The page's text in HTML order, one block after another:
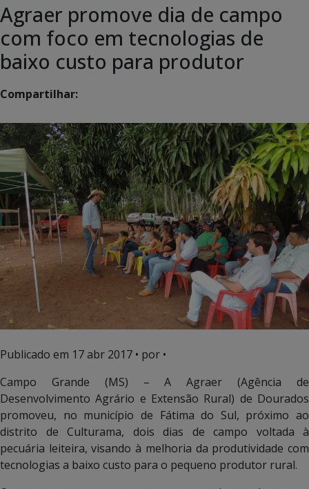
Agraer promove dia de campo
com foco em tecnologias de
baixo custo para produtor
Compartilhar:
Publicado em 17 abr 2017 • por •
Campo Grande (MS) – A Agraer (Agência de
Desenvolvimento Agrário e Extensão Rural) de Dourados
promoveu, no município de Fátima do Sul, próximo ao
distrito de Culturama, dois dias de campo voltada à
pecuária leiteira, visando à melhoria da produtividade com
tecnologias a baixo custo para o pequeno produtor rural.